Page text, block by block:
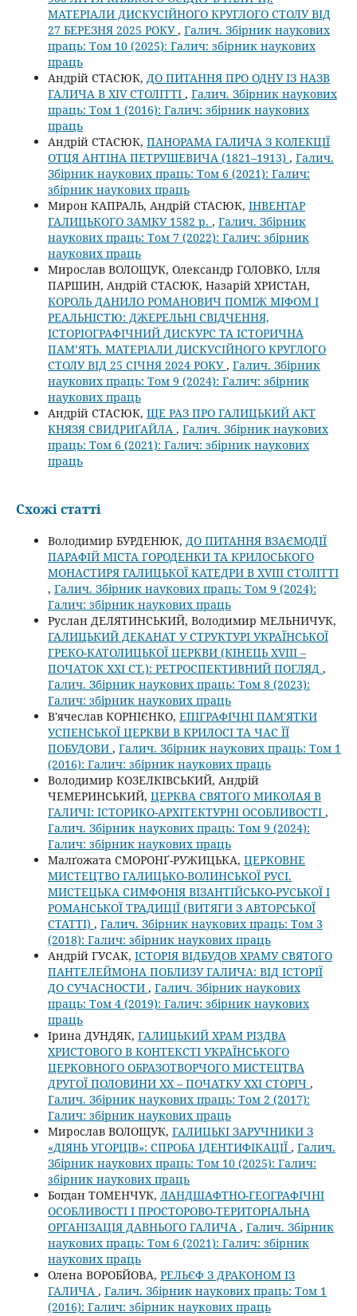
МАТЕРІАЛИ ДИСКУСІЙНОГО КРУГЛОГО СТОЛУ ВІД
27 БЕРЕЗНЯ 2025 РОКУ, Галич. Збірник наукових
праць: Том 10 (2025): Галич: збірник наукових
праць
Андрій СТАСЮК, ДО ПИТАННЯ ПРО ОДНУ ІЗ НАЗВ
ГАЛИЧА В XIV СТОЛІТТІ , Галич. Збірник наукових
праць: Том 1 (2016): Галич: збірник наукових
праць
Андрій СТАСЮК, ПАНОРАМА ГАЛИЧА З КОЛЕКЦІЇ
ОТЦЯ АНТІНА ПЕТРУШЕВИЧА (1821–1913) , Галич.
Збірник наукових праць: Том 6 (2021): Галич:
збірник наукових праць
Мирон КАПРАЛЬ, Андрій СТАСЮК, ІНВЕНТАР
ГАЛИЦЬКОГО ЗАМКУ 1582 р. , Галич. Збірник
наукових праць: Том 7 (2022): Галич: збірник
наукових праць
Мирослав ВОЛОЩУК, Олександр ГОЛОВКО, Ілля
ПАРШИН, Андрій СТАСЮК, Назарій ХРИСТАН,
КОРОЛЬ ДАНИЛО РОМАНОВИЧ ПОМІЖ МІФОМ І
РЕАЛЬНІСТЮ: ДЖЕРЕЛЬНІ СВІДЧЕННЯ,
ІСТОРІОГРАФІЧНИЙ ДИСКУРС ТА ІСТОРИЧНА
ПАМ’ЯТЬ. МАТЕРІАЛИ ДИСКУСІЙНОГО КРУГЛОГО
СТОЛУ ВІД 25 СІЧНЯ 2024 РОКУ, Галич. Збірник
наукових праць: Том 9 (2024): Галич: збірник
наукових праць
Андрій СТАСЮК, ЩЕ РАЗ ПРО ГАЛИЦЬКИЙ АКТ
КНЯЗЯ СВИДРИҐАЙЛА , Галич. Збірник наукових
праць: Том 6 (2021): Галич: збірник наукових
праць
Схожі статті
Володимир БУРДЕНЮК, ДО ПИТАННЯ ВЗАЄМОДІЇ
ПАРАФІЙ МІСТА ГОРОДЕНКИ ТА КРИЛОСЬКОГО
МОНАСТИРЯ ГАЛИЦЬКОЇ КАТЕДРИ В XVIII СТОЛІТТІ
, Галич. Збірник наукових праць: Том 9 (2024):
Галич: збірник наукових праць
Руслан ДЕЛЯТИНСЬКИЙ, Володимир МЕЛЬНИЧУК,
ГАЛИЦЬКИЙ ДЕКАНАТ У СТРУКТУРІ УКРАЇНСЬКОЇ
ГРЕКО-КАТОЛИЦЬКОЇ ЦЕРКВИ (КІНЕЦЬ XVIII –
ПОЧАТОК XXI СТ.): РЕТРОСПЕКТИВНИЙ ПОГЛЯД ,
Галич. Збірник наукових праць: Том 8 (2023):
Галич: збірник наукових праць
В'ячеслав КОРНІЄНКО, ЕПІГРАФІЧНІ ПАМ'ЯТКИ
УСПЕНСЬКОЇ ЦЕРКВИ В КРИЛОСІ ТА ЧАС ЇЇ
ПОБУДОВИ , Галич. Збірник наукових праць: Том 1
(2016): Галич: збірник наукових праць
Володимир КОЗЕЛКІВСЬКИЙ, Андрій
ЧЕМЕРИНСЬКИЙ, ЦЕРКВА СВЯТОГО МИКОЛАЯ В
ГАЛИЧІ: ІСТОРИКО-АРХІТЕКТУРНІ ОСОБЛИВОСТІ ,
Галич. Збірник наукових праць: Том 9 (2024):
Галич: збірник наукових праць
Малґожата СМОРОНҐ-РУЖИЦЬКА, ЦЕРКОВНЕ
МИСТЕЦТВО ГАЛИЦЬКО-ВОЛИНСЬКОЇ РУСІ.
МИСТЕЦЬКА СИМФОНІЯ ВІЗАНТІЙСЬКО-РУСЬКОЇ І
РОМАНСЬКОЇ ТРАДИЦІЇ (ВИТЯГИ З АВТОРСЬКОЇ
СТАТТІ) , Галич. Збірник наукових праць: Том 3
(2018): Галич: збірник наукових праць
Андрій ГУСАК, ІСТОРІЯ ВІДБУДОВ ХРАМУ СВЯТОГО
ПАНТЕЛЕЙМОНА ПОБЛИЗУ ГАЛИЧА: ВІД ІСТОРІЇ
ДО СУЧАСНОСТИ , Галич. Збірник наукових
праць: Том 4 (2019): Галич: збірник наукових
праць
Ірина ДУНДЯК, ГАЛИЦЬКИЙ ХРАМ РІЗДВА
ХРИСТОВОГО В КОНТЕКСТІ УКРАЇНСЬКОГО
ЦЕРКОВНОГО ОБРАЗОТВОРЧОГО МИСТЕЦТВА
ДРУГОЇ ПОЛОВИНИ ХХ – ПОЧАТКУ ХХІ СТОРІЧ ,
Галич. Збірник наукових праць: Том 2 (2017):
Галич: збірник наукових праць
Мирослав ВОЛОЩУК, ГАЛИЦЬКІ ЗАРУЧНИКИ З
«ДІЯНЬ УГОРЦІВ»: СПРОБА ІДЕНТИФІКАЦІЇ , Галич.
Збірник наукових праць: Том 10 (2025): Галич:
збірник наукових праць
Богдан ТОМЕНЧУК, ЛАНДШАФТНО-ГЕОГРАФІЧНІ
ОСОБЛИВОСТІ І ПРОСТОРОВО-ТЕРИТОРІАЛЬНА
ОРГАНІЗАЦІЯ ДАВНЬОГО ГАЛИЧА , Галич. Збірник
наукових праць: Том 6 (2021): Галич: збірник
наукових праць
Олена ВОРОБЙОВА, РЕЛЬЄФ З ДРАКОНОМ ІЗ
ГАЛИЧА , Галич. Збірник наукових праць: Том 1
(2016): Галич: збірник наукових праць